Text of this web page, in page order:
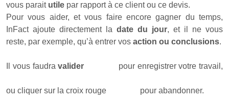
vous parait utile par rapport à ce client ou ce devis.
Pour vous aider, et vous faire encore gagner du temps,
InFact ajoute directement la date du jour, et il ne vous
reste, par exemple, qu’à entrer vos action ou conclusions.
Il vous faudravalider pour enregistrer votre travail,
ou cliquer sur la croix rouge pour abandonner.